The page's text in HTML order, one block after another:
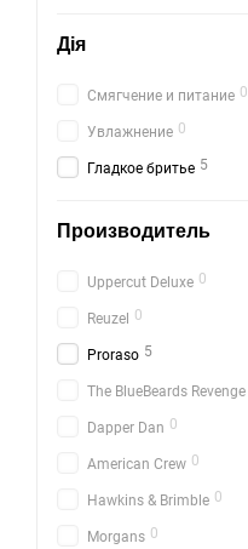
Дія
Смягчение и питание 0
Увлажнение 0
Гладкое бритье 5
Производитель
Uppercut Deluxe 0
Reuzel 0
Proraso 5
The BlueBeards Revenge
Dapper Dan 0
American Crew 0
Hawkins & Brimble 0
Morgans 0